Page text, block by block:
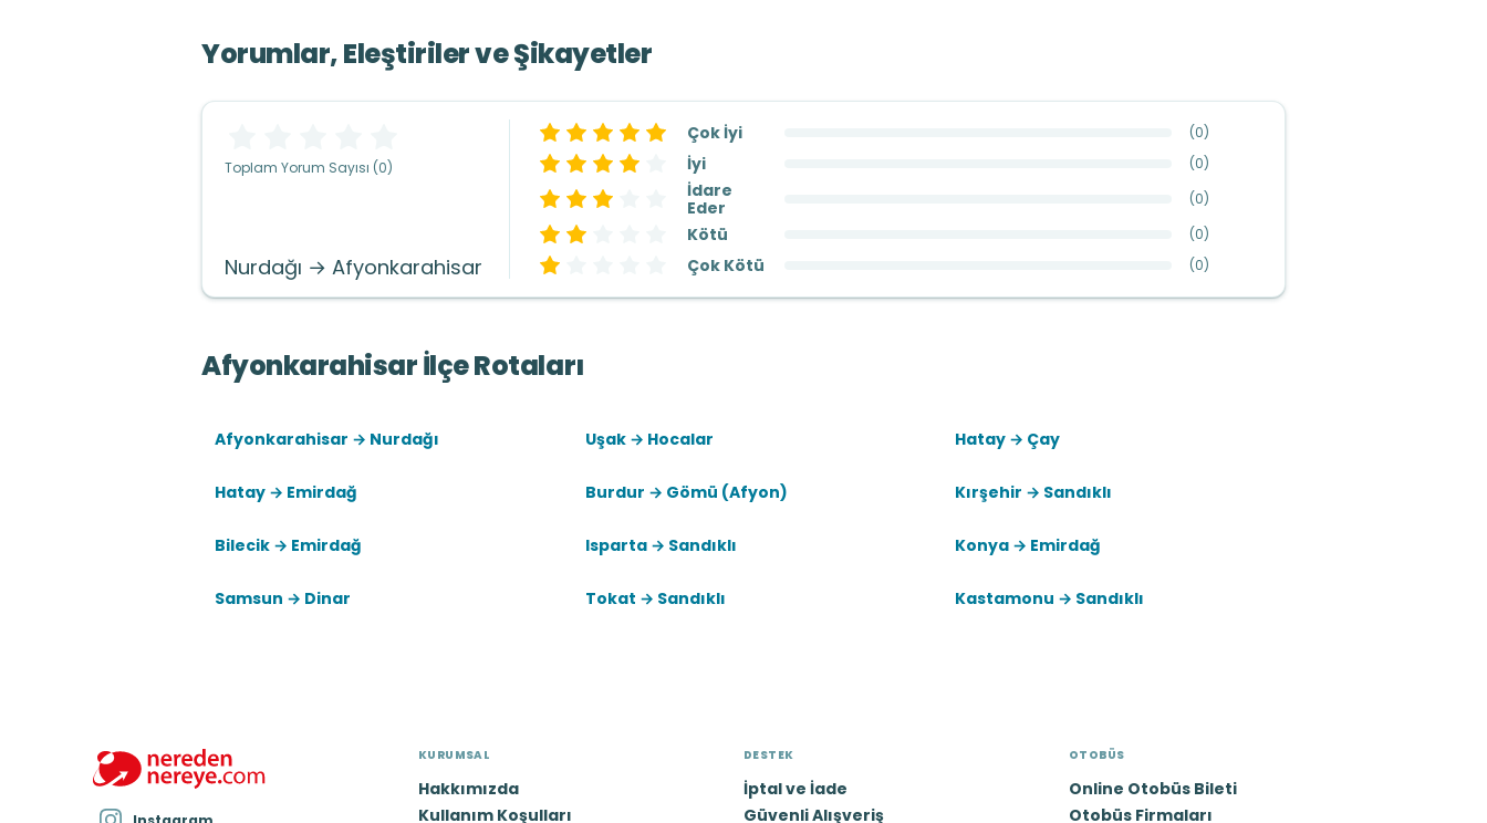
Yorumlar, Eleştiriler ve Şikayetler
Toplam Yorum Sayısı (0)
Nurdağı → Afyonkarahisar
Çok İyi (0)
İyi (0)
İdare
Eder
(0)
Kötü (0)
Çok Kötü (0)
Afyonkarahisar İlçe Rotaları
Afyonkarahisar → Nurdağı Uşak → Hocalar Hatay → Çay
Hatay → Emirdağ Burdur → Gömü (Afyon) Kırşehir → Sandıklı
Bilecik → Emirdağ Isparta → Sandıklı Konya → Emirdağ
Samsun → Dinar Tokat → Sandıklı Kastamonu → Sandıklı
KURUMSAL
Hakkımızda
Kullanım Koşulları
DESTEK
İptal ve İade
Güvenli Alışveriş
OTOBÜS
Online Otobüs Bileti
Otobüs Firmaları